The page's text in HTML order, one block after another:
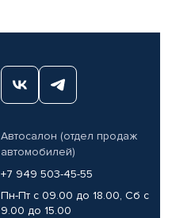
Автосалон (отдел продаж
автомобилей)
+7 949 503-45-55
Пн-Пт с 09.00 до 18.00, Сб с
9.00 до 15.00